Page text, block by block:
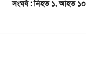
সংঘর্ষ : নিহত ১, আহত ১০